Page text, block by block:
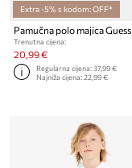
Extra -5% s kodom: OFF*
Pamučna polo majica Guess
Trenutna cijena:
20,99 €
Regularna cijena:37,99 €
Najniža cijena:22,99 €